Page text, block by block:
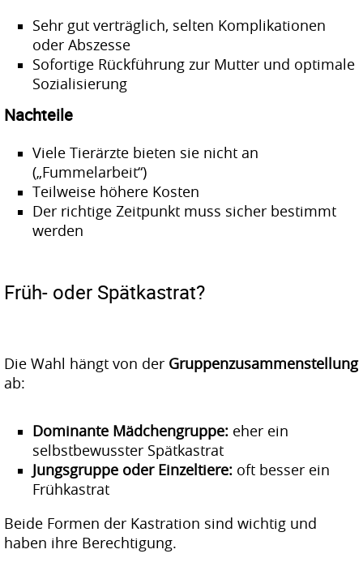
Sehr gut verträglich, selten Komplikationen
oder Abszesse
Sofortige Rückführung zur Mutter und optimale
Sozialisierung
Nachteile
Viele Tierärzte bieten sie nicht an
(„Fummelarbeit“)
Teilweise höhere Kosten
Der richtige Zeitpunkt muss sicher bestimmt
werden
Früh- oder Spätkastrat?
Die Wahl hängt von der Gruppenzusammenstellung
ab:
Dominante Mädchengruppe: eher ein
selbstbewusster Spätkastrat
Jungsgruppe oder Einzeltiere: oft besser ein
Frühkastrat
Beide Formen der Kastration sind wichtig und
haben ihre Berechtigung.